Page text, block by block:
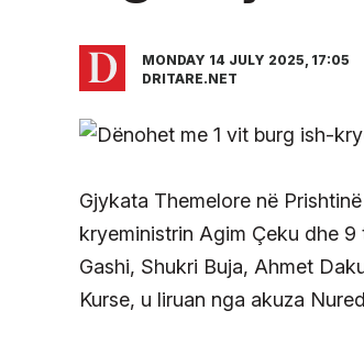
MONDAY 14 JULY 2025, 17:05
DRITARE.NET
Gjykata Themelore në
kryeministrin Agim Çeku dhe 9
Gashi, Shukri Buja, Ahmet
Kurse, u liruan nga akuza